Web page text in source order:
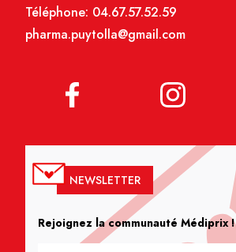
Téléphone: 04.67.57.52.59
pharma.puytolla@gmail.com
NEWSLETTER
Rejoignez la communauté Médiprix !